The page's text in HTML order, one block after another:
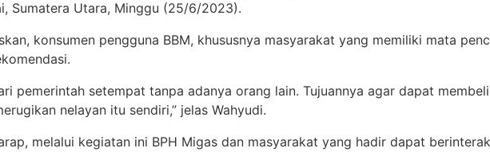
Sumatera Utara, Minggu (25/6/2023).
konsumen pengguna BBM, khususnya masyarakat yang memiliki mata
pemerintah setempat tanpa adanya orang lain. Tujuannya agar dapat
nelayan itu sendiri,” jelas Wahyudi.
melalui kegiatan ini BPH Migas dan masyarakat yang hadir dapat